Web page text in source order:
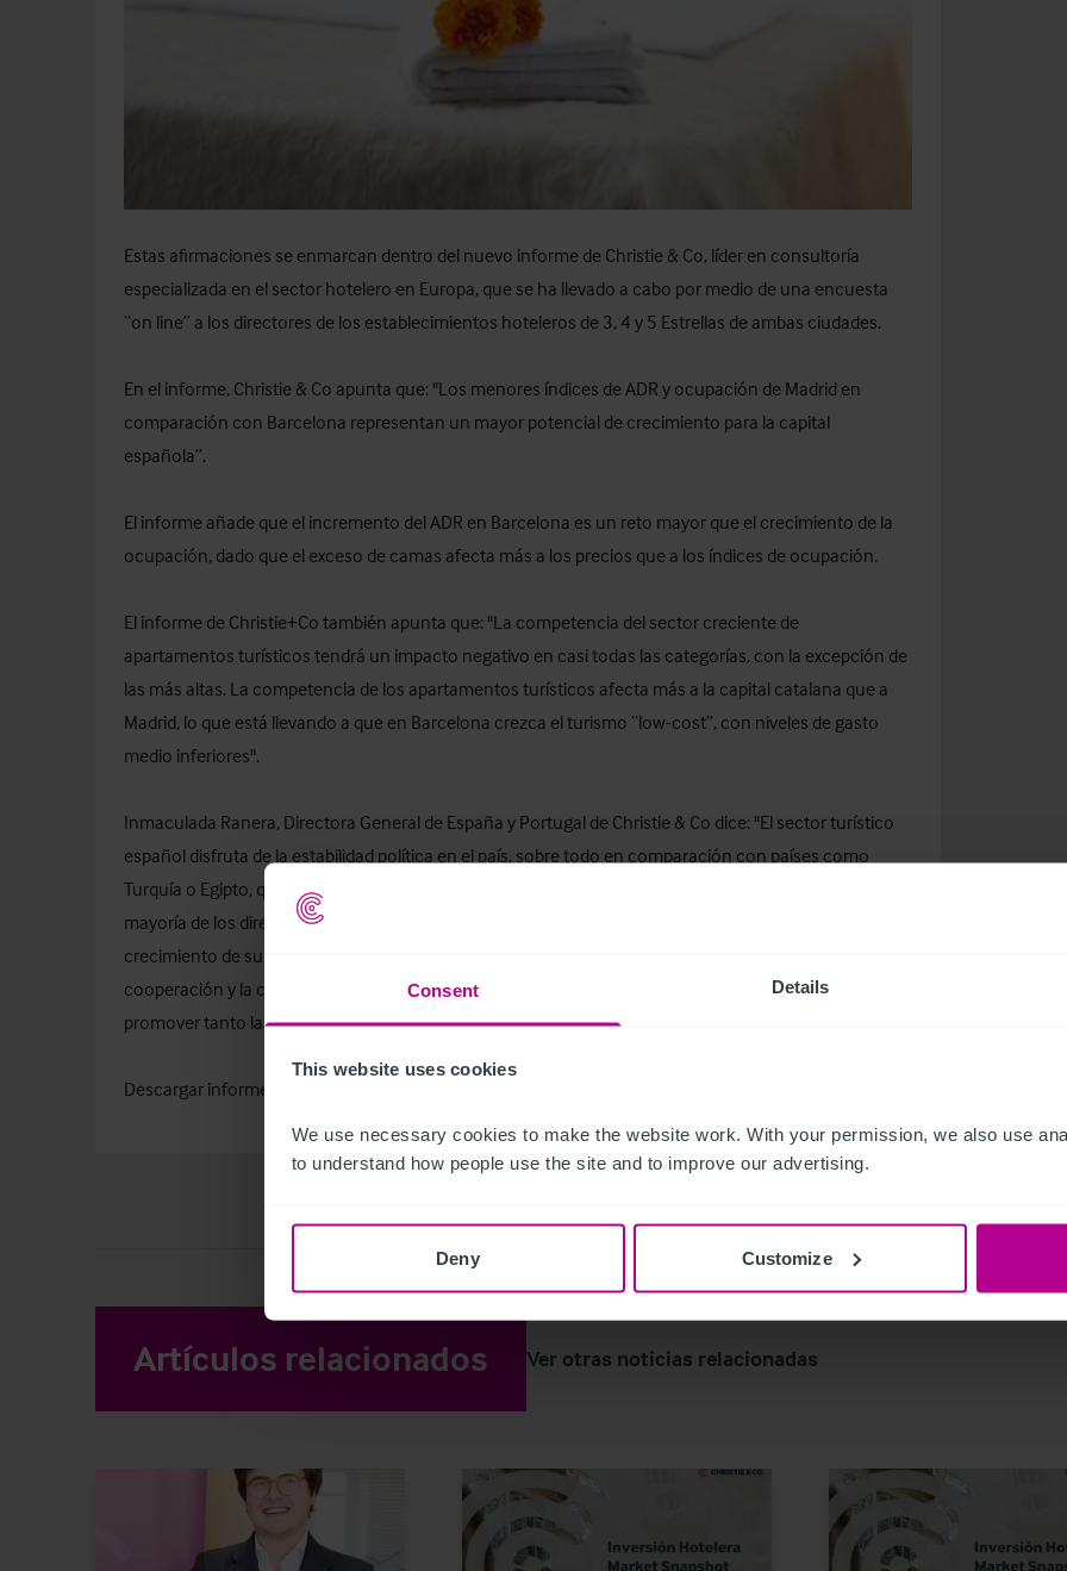
Consent Details
This website uses cookies
We use necessary cookies to make the website work. With your permission, we also use
to understand how people use the site and to improve our advertising.
Deny Customize
Estas afirmaciones se enmarcan dentro del nuevo informe de Christie & Co, líder en consultoría
especializada en el sector hotelero en Europa, que se ha llevado a cabo por medio de una encuesta
“on line” a los directores de los establecimientos hoteleros de 3, 4 y 5 Estrellas de ambas ciudades.
En el informe, Christie & Co apunta que: "Los menores índices de ADR y ocupación de Madrid en
comparación con Barcelona representan un mayor potencial de crecimiento para la capital
española”.
El informe añade que el incremento del ADR en Barcelona es un reto mayor que el crecimiento de la
ocupación, dado que el exceso de camas afecta más a los precios que a los índices de ocupación.
El informe de Christie+Co también apunta que: "La competencia del sector creciente de
apartamentos turísticos tendrá un impacto negativo en casi todas las categorías, con la excepción de
las más altas. La competencia de los apartamentos turísticos afecta más a la capital catalana que a
Madrid, lo que está llevando a que en Barcelona crezca el turismo “low-cost”, con niveles de gasto
medio inferiores".
Inmaculada Ranera, Directora General de España y Portugal de Christie & Co dice: "El sector turístico
español disfruta de la estabilidad política en el país, sobre todo en comparación con países como
Turquía o Egipto, que ahora son vistos como destinos más volátiles. Es reconfortante ver que la
mayoría de los directores de hotel que participaron en nuestra encuesta ven el potencial de
crecimiento de su ciudad en 2015. Sin embargo, este crecimiento se verá reforzado por la
cooperación y la colaboración entre la comunidad hotelera y los socios externos con el fin de
promover tanto la ciudades como los hoteles".
Descargar informe
Artículos relacionados Ver otras noticias relacionadas